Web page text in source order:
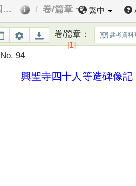
I0094 興聖寺四十人等造碑像記 卷/篇章 一 繁中
卷/篇章：
[1]
參考資料
No. 94
興聖寺四十人等造碑像記